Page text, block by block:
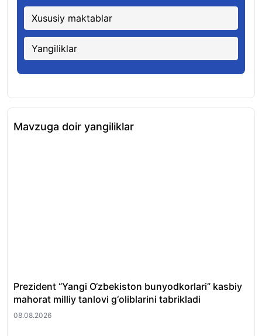
Xususiy maktablar
Yangiliklar
Mavzuga doir yangiliklar
Prezident “Yangi O‘zbekiston bunyodkorlari” kasbiy
mahorat milliy tanlovi g‘oliblarini tabrikladi
08.08.2026